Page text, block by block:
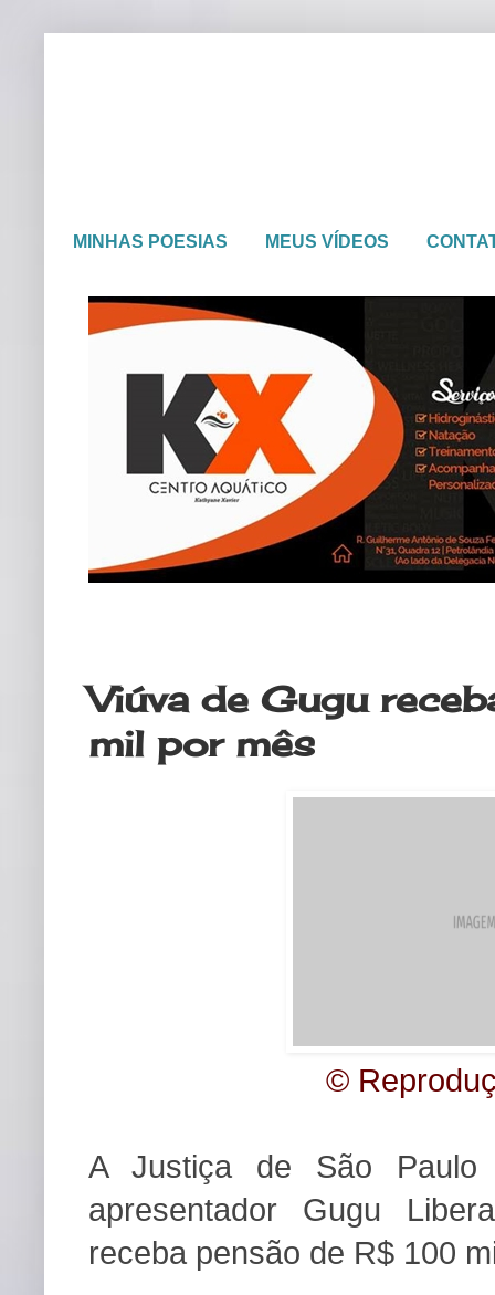
MINHAS POESIAS MEUS VÍDEOS
Viúva de Gugu
mil por mês
©
A Justiça de São
apresentador Gugu
receba pensão de R$ 100